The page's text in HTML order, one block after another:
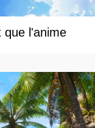
que l'anime